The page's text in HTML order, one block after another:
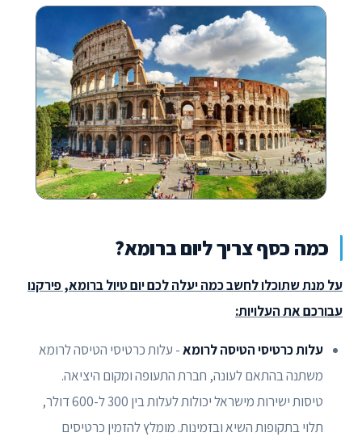
כמה כסף צריך ליום ברומא?
על מנת שתוכלו לחשב כמה יעלה לכם יום טיול ברומא, פירקנו
עבורכם את העלויות:
עלות כרטיסי הטיסה לרומא- עלות כרטיסי הטיסה לרומא
משתנה בהתאם לעונה, חברת התעופה ומקום היציאה.
טיסות ישירות מישראל יכולות לעלות בין 300 ל-600 דולר,
תלוי בתקופות השיא ובזמינות. מומלץ להזמין כרטיסים